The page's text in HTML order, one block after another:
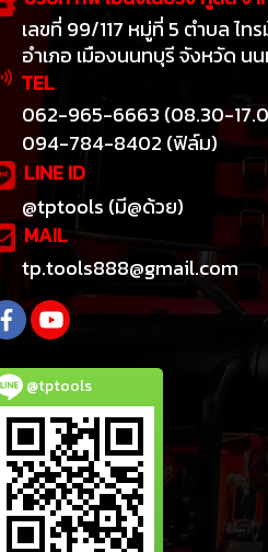
เลขที่ 99/117 หมู่ที่ 5 ตำบล ไทร
อำเภอ เมืองนนทบุรี จังหวัด นน
TEL
062-965-6663 (08.30-
094-784-8402 (ฟิล์ม)
LINE ID
@tptools (มี@ด้วย)
MAIL
tp.tools888@gmail.com
@tptools